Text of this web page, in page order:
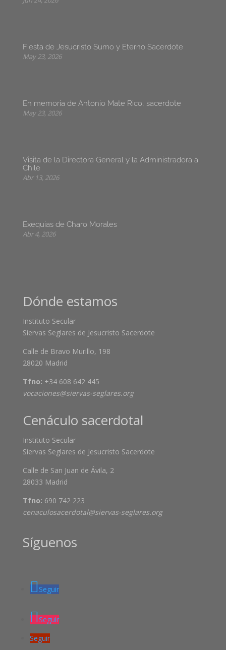
Fiesta de Jesucristo Sumo y Eterno Sacerdote
May 23, 2026
En memoria de Antonio Mate Rico, sacerdote
May 23, 2026
Visita de la Directora General y la Administradora a
Chile
Abr 13, 2026
Exequias de Charo Morales
Abr 4, 2026
Dónde estamos
Instituto Secular
Siervas Seglares de Jesucristo Sacerdote
Calle de Bravo Murillo, 198
28020 Madrid
Tfno: +34 608 642 445
vocaciones@siervas-seglares.org
Cenáculo sacerdotal
Instituto Secular
Siervas Seglares de Jesucristo Sacerdote
Calle de San Juan de Ávila, 2
28033 Madrid
Tfno: 690 742 223
cenaculosacerdotal@siervas-seglares.org
Síguenos
Seguir
Seguir
Seguir